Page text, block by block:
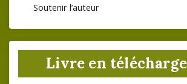
Soutenir l’auteur
Livre en